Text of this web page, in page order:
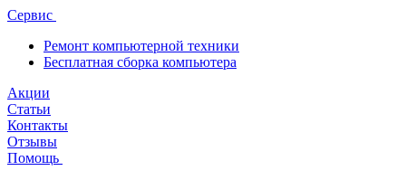
Сервис
Ремонт компьютерной техники
Бесплатная сборка компьютера
Акции
Статьи
Контакты
Отзывы
Помощь